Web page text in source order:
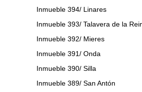
Inmueble 394/ Linares
Inmueble 393/ Talavera de la
Inmueble 392/ Mieres
Inmueble 391/ Onda
Inmueble 390/ Silla
Inmueble 389/ San Antón